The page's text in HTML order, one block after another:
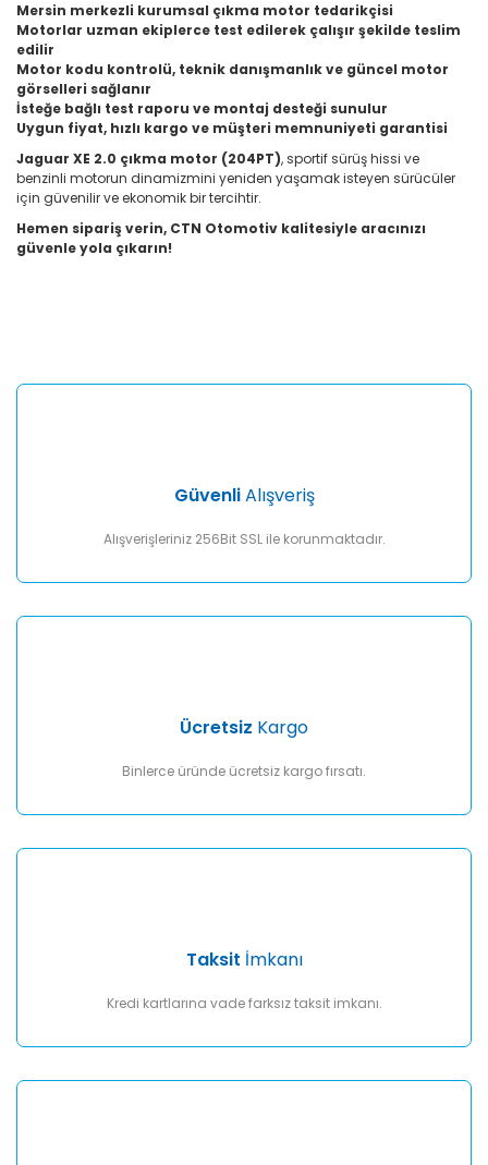
Mersin merkezli kurumsal çıkma motor tedarikçisi
Motorlar uzman ekiplerce test edilerek çalışır şekilde teslim
edilir
Motor kodu kontrolü, teknik danışmanlık ve güncel motor
görselleri sağlanır
İsteğe bağlı test raporu ve montaj desteği sunulur
Uygun fiyat, hızlı kargo ve müşteri memnuniyeti garantisi
Jaguar XE 2.0 çıkma motor (204PT), sportif sürüş hissi ve
benzinli motorun dinamizmini yeniden yaşamak isteyen sürücüler
için güvenilir ve ekonomik bir tercihtir.
Hemen sipariş verin, CTN Otomotiv kalitesiyle aracınızı
güvenle yola çıkarın!
Yorum Yaz
Ürün fiyatı diğer sitelerden daha pahalı.
GüvenliAlışveriş
Alışverişleriniz 256Bit SSL ile korunmaktadır.
Ücretsiz Kargo
Binlerce üründe ücretsiz kargo fırsatı.
Taksit İmkanı
Kredi kartlarına vade farksız taksit imkanı.